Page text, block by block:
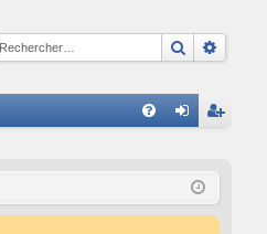
cri